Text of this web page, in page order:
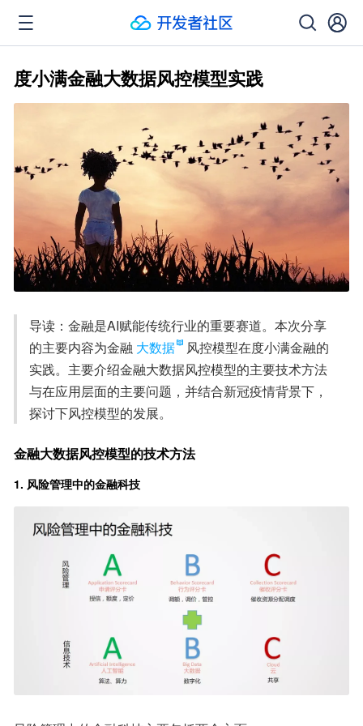
度小满金融大数据风控模型实践
导读：金融是AI赋能传统行业的重要赛道。本次分享
的主要内容为金融 大数据
风控模型在度小满金融的
实践。主要介绍金融大数据风控模型的主要技术方法
与在应用层面的主要问题，并结合新冠疫情背景下，
探讨下风控模型的发展。
金融大数据风控模型的技术方法
1. 风险管理中的金融科技